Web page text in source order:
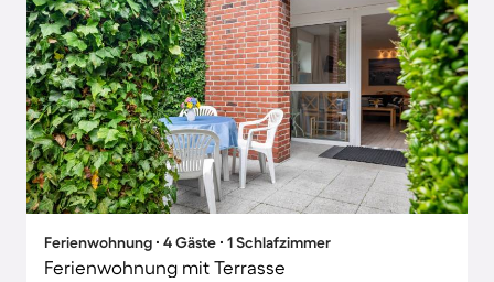
Ferienwohnung ∙ 4 Gäste ∙ 1 Schlafzimmer
Ferienwohnung mit Terrasse